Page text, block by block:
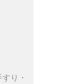
り・